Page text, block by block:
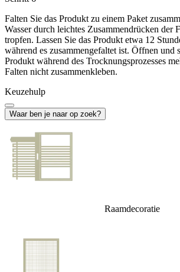
Falten Sie das Produkt zu einem Paket
Wasser durch leichtes Zusammendrücken der
tropfen. Lassen Sie das Produkt etwa 12
während es zusammengefaltet ist. Öffnen und
Produkt während des Trocknungsprozesses
Falten nicht zusammenkleben.
Keuzehulp
Waar ben je naar op zoek?
Raamdecoratie